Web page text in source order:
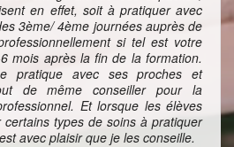
en effet, soit à pratiquer avec
3ème/ 4ème journées auprès de
si tel est votre
mois après la fin de la formation.
pratique avec ses proches et
de même conseiller pour la
Et lorsque les élèves
types de soins à pratiquer
avec plaisir que je les conseille.